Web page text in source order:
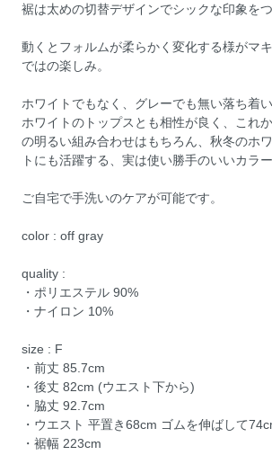
裾は太めの切替デザインでシックな印象を
動くとフォルムが柔らかく変化する様がマ
ではの楽しみ。
ホワイトでもなく、グレーでも無い落ち着
ホワイトのトップスとも相性が良く、これ
の明るい組み合わせはもちろん、秋冬のホ
トにも活躍する、実は使い勝手のいいカラー
ご自宅で手洗いのケアが可能です。
color : off gray
quality :
・ポリエステル 90%
・ナイロン 10%
size : F
・前丈 85.7cm
・後丈 82cm (ウエスト下から)
・脇丈 92.7cm
・ウエスト 平置き68cm ゴムを伸ばして
・裾幅 223cm